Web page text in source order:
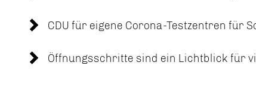
CDU für eigene Corona-Testzentren für
Öffnungsschritte sind ein Lichtblick für